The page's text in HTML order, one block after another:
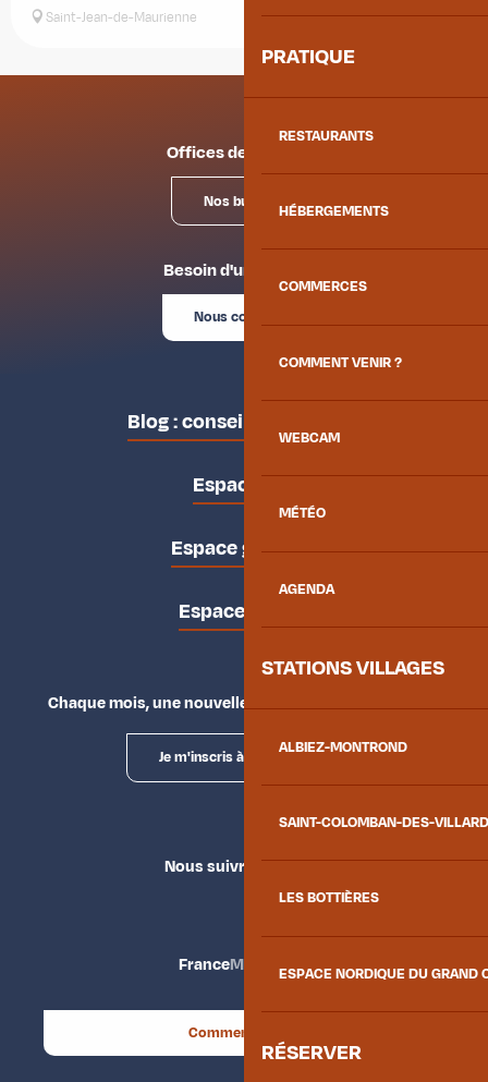
PRATIQUE
RESTAURANTS
HÉBERGEMENTS
COMMERCES
COMMENT VENIR ?
WEBCAM
MÉTÉO
AGENDA
STATIONS VILLAGES
ALBIEZ-MONTROND
SAINT-COLOMBAN-DES-
LES BOTTIÈRES
ESPACE NORDIQUE DU GRAND
RÉSERVER
Saint-Jean-de-Maurienne
Offices de tourisme
Nos bureaux
Besoin d'un conseil ?
Nous contacter
Blog : conseils des locaux
Espace pro
Espace groupes
Espace presse
Chaque mois, une nouvelle façon d'explorer la vallée.
Je m'inscris à la newsletter
Nous suivre
FranceMaurienne
Comment venir ?